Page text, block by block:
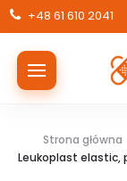
+48 61 610 2041
Strona główna
Leukoplast elastic,